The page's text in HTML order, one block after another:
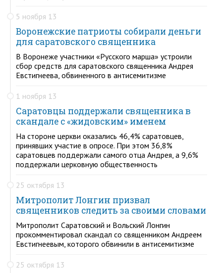
5 ноября 13
Воронежские патриоты собирали деньги
для саратовского священника
В Воронеже участники «Русского марша» устроили
сбор средств для саратовского священника Андрея
Евстигнеева, обвиненного в антисемитизме
1 ноября 13
Саратовцы поддержали священника в
скандале с «жидовским» именем
На стороне церкви оказались 46,4% саратовцев,
принявших участие в опросе. При этом 36,8%
саратовцев поддержали самого отца Андрея, а 9,6%
поддержали церковную общественность
25 октября 13
Митрополит Лонгин призвал
священников следить за своими словами
Митрополит Саратовский и Вольский Лонгин
прокомментировал скандал со священником Андреем
Евстигнеевым, которого обвинили в антисемитизме
25 октября 13